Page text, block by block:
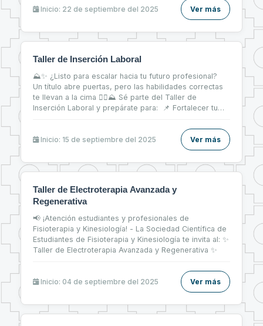
Inicio: 22 de septiembre del 2025 Ver más
Taller de Inserción Laboral
⛰✨ ¿Listo para escalar hacia tu futuro profesional?
Un título abre puertas, pero las habilidades correctas
te llevan a la cima 🧗‍♀⛰ Sé parte del Taller de
Inserción Laboral y prepárate para: 📌 Fortalecer tu
primeros pasos firmes en el mercado laboral 💼
Inicio: 15 de septiembre del 2025
Ver más
Taller de Electroterapia Avanzada y
Regenerativa
📢 ¡Atención estudiantes y profesionales de
Fisioterapia y Kinesiología! - La Sociedad Científica de
Estudiantes de Fisioterapia y Kinesiología te invita al: ✨
Taller de Electroterapia Avanzada y Regenerativa ✨
Inicio: 04 de septiembre del 2025 Ver más